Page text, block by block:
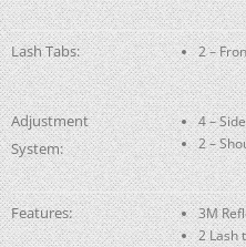
Lash Tabs: 2 –
Adjustment
System:
4 – Side
2 –
Features:
3M
2 Lash